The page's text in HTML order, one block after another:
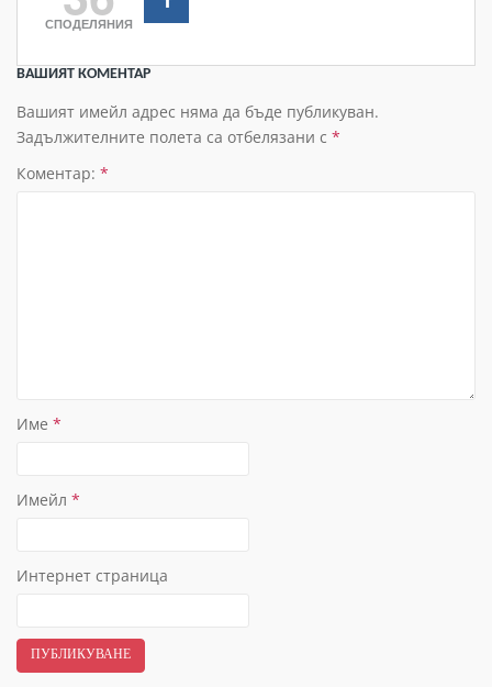
СПОДЕЛЯНИЯ
ВАШИЯТ КОМЕНТАР
Вашият имейл адрес няма да бъде публикуван.
Задължителните полета са отбелязани с *
Коментар: *
Име *
Имейл *
Интернет страница